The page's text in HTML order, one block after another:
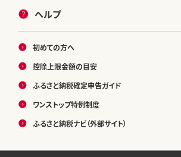
ヘルプ
初めての方へ
控除上限金額の目安
ふるさと納税確定申告ガイド
ワンストップ特例制度
ふるさと納税ナビ（外部サイト）